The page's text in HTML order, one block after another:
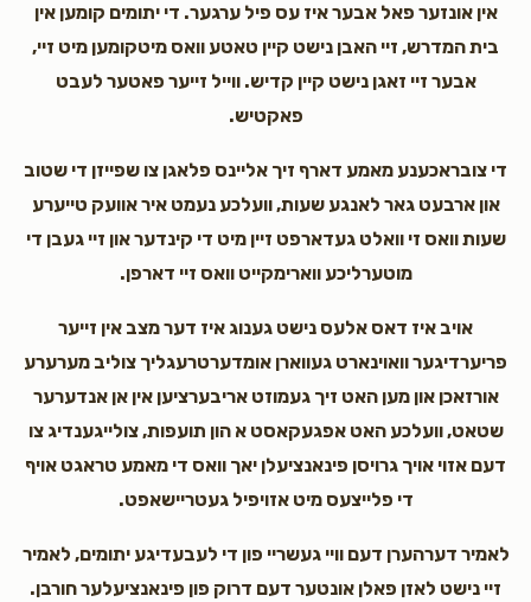
אין אונזער פאל אבער איז עס פיל ערגער. די יתומים קומען אין
בית המדרש, זיי האבן נישט קיין טאטע וואס מיטקומען מיט זיי,
אבער זיי זאגן נישט קיין קדיש. ווייל זייער פאטער לעבט
פאקטיש.
די צובראכענע מאמע דארף זיך אליינס פלאגן צו שפייזן די שטוב
און ארבעט גאר לאנגע שעות, וועלכע נעמט איר אוועק טייערע
שעות וואס זי וואלט געדארפט זיין מיט די קינדער און זיי געבן די
מוטערליכע ווארימקייט וואס זיי דארפן.
אויב איז דאס אלעס נישט גענוג איז דער מצב אין זייער
פריערדיגער וואוינארט געווארן אומדערטרעגליך צוליב מערערע
אורזאכן און מען האט זיך געמוזט אריבערציען אין אן אנדערער
שטאט, וועלכע האט אפגעקאסט א הון תועפות, צולייגענדיג צו
דעם אזוי אויך גרויסן פינאנציעלן יאך וואס די מאמע טראגט אויף
די פלייצעס מיט אזויפיל געטריישאפט.
לאמיר דערהערן דעם וויי געשריי פון די לעבעדיגע יתומים, לאמיר
זיי נישט לאזן פאלן אונטער דעם דרוק פון פינאנציעלער חורבן.